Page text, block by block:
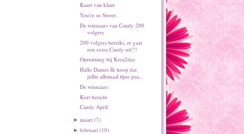
Kaart van klant
You're so Sweet
De winnaars van Candy 200
volgers
200 volgers bereikt, er gaat
een extra Candy uit!!!
Opruiming bij Krea2day
Hallo Dames Ik hoop dat
jullie allemaal fijne paa...
De winnaars
Kort bericht
Candy April
►maart (7)
►februari (10)